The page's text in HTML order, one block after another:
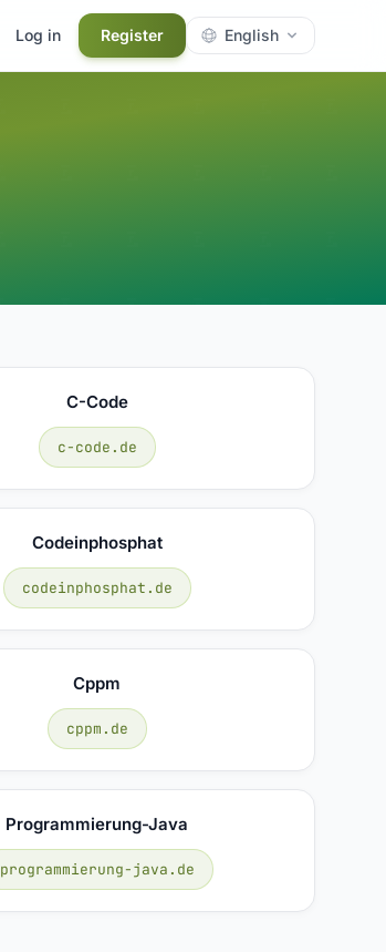
Log in Register English
C-Code
c-code.de
Codeinphosphat
codeinphosphat.de
Cppm
cppm.de
Programmierung-Java
programmierung-java.de